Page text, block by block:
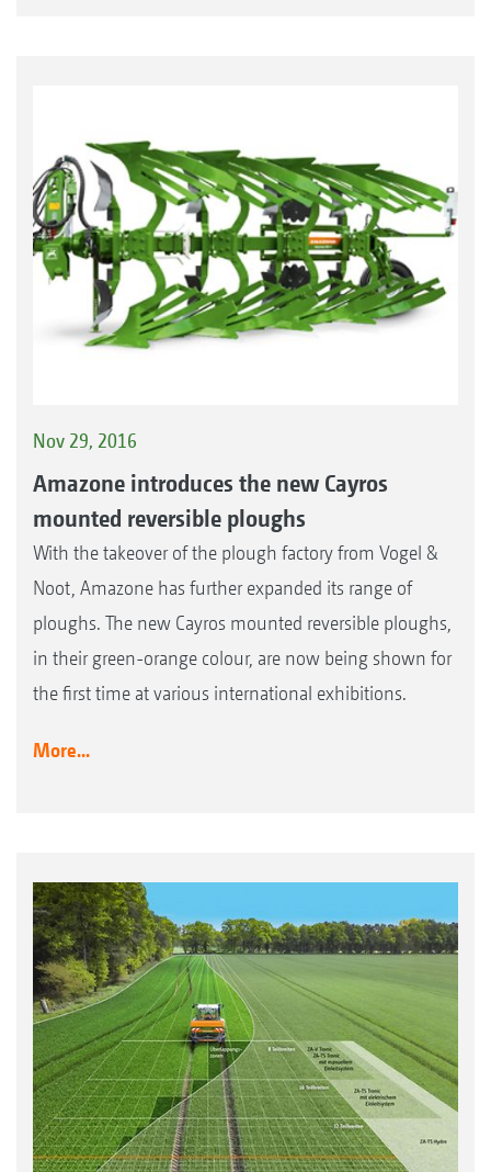
Nov 29, 2016
Amazone introduces the new Cayros
mounted reversible ploughs
With the takeover of the plough factory from Vogel &
Noot, Amazone has further expanded its range of
ploughs. The new Cayros mounted reversible ploughs,
in their green-orange colour, are now being shown for
the first time at various international exhibitions.
More...